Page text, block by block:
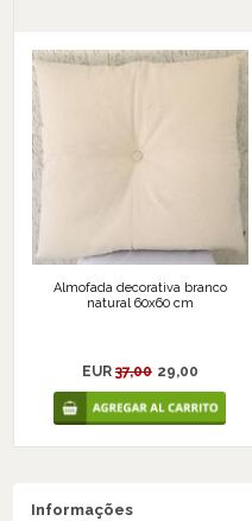
Almofada decorativa branco
natural 60x60 cm
EUR37,00 29,00
Informações